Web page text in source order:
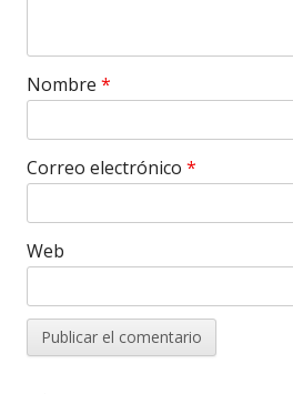
Nombre *
Correo electrónico *
Web